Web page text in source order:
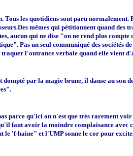
Tous les quotidiens sont paru
mêmes qui pétitionnent quand des
aucun qui ne dise "on ne rend plus compte
. Pas un seul communiqué des sociétés
l'outrance verbale quand elle vient
dompté par la magie brune, il danse au son
.
parce qu'ici on n'est que très rarement
faut avoir la moindre complaisance avec
le 'f-haine" et l'UMP sonne le cor pour